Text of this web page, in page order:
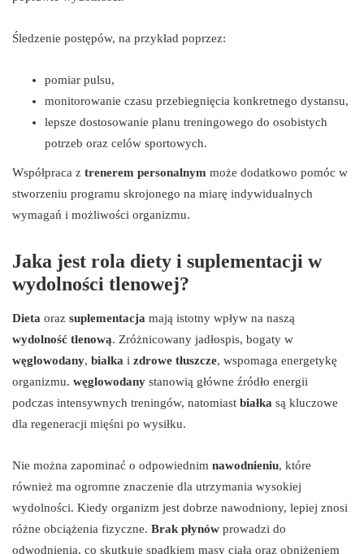
Śledzenie postępów, na przykład poprzez:
pomiar pulsu,
monitorowanie czasu przebiegnięcia konkretnego dystansu,
lepsze dostosowanie planu treningowego do osobistych
potrzeb oraz celów sportowych.
Współpraca z trenerem personalnym może dodatkowo pomóc w
stworzeniu programu skrojonego na miarę indywidualnych
wymagań i możliwości organizmu.
Jaka jest rola diety i suplementacji w
wydolności tlenowej?
Dieta oraz suplementacja mają istotny wpływ na naszą
wydolność tlenową. Zróżnicowany jadłospis, bogaty w
węglowodany, białka i zdrowe tłuszcze, wspomaga energetykę
organizmu. węglowodany stanowią główne źródło energii
podczas intensywnych treningów, natomiast białka są kluczowe
dla regeneracji mięśni po wysiłku.
Nie można zapominać o odpowiednim nawodnieniu, które
również ma ogromne znaczenie dla utrzymania wysokiej
wydolności. Kiedy organizm jest dobrze nawodniony, lepiej znosi
różne obciążenia fizyczne. Brak płynów prowadzi do
odwodnienia, co skutkuje spadkiem masy ciała oraz obniżeniem